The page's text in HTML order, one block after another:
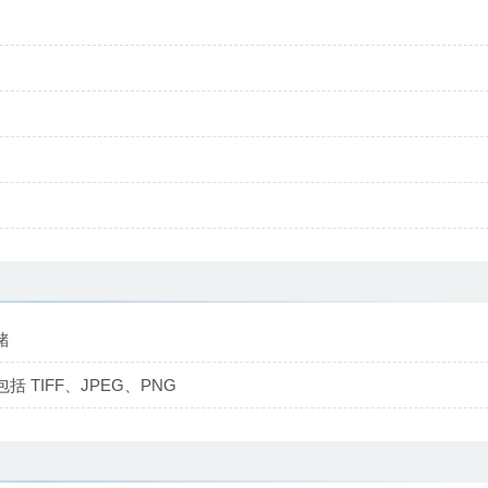
括 TIFF、JPEG、PNG